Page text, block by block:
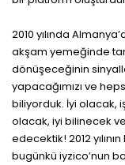
2010 yılında
akşam yemeğinde
dönüşeceğinin
yapacağımızı ve
biliyorduk. İyi olacak,
olacak, iyi bilinecek
edecektik! 2012
bugünkü iyzico’nun